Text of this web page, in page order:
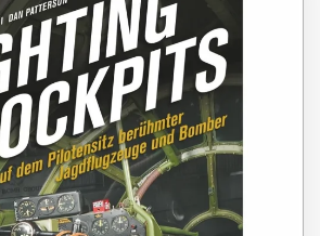
ZUM BUCH